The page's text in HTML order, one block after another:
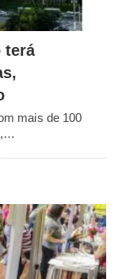
terá
mais de 100